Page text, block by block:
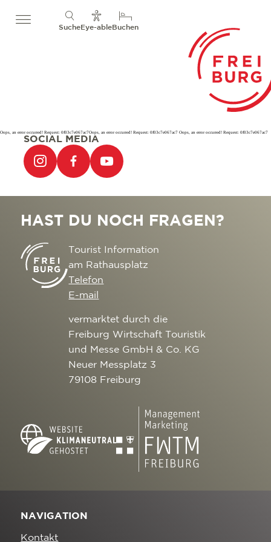
SucheEye-ableBuchen
Oops, an error occurred! Request: 0f03c7e067ac7Oops, an error occurred! Request: 0f03c7e067ac7 Oops, an error occurred! Request: 0f03c7e067ac7
SOCIAL MEDIA
HAST DU NOCH FRAGEN?
Tourist Information
am Rathausplatz
Telefon
E-mail
vermarktet durch die
Freiburg Wirtschaft Touristik
und Messe GmbH & Co. KG
Neuer Messplatz 3
79108 Freiburg
NAVIGATION
Kontakt